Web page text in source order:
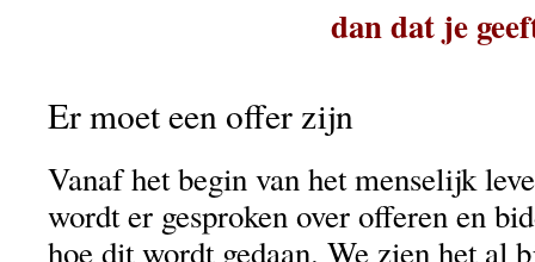
dan dat je
Er moet een offer zijn
Vanaf het begin van het menselijk
wordt er gesproken over offeren en
hoe dit wordt gedaan. We zien het al